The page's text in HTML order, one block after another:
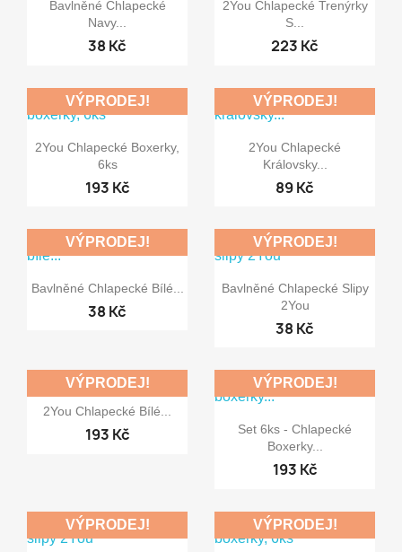
Bavlněné Chlapecké
Navy...
38 Kč
2You Chlapecké Trenýrky
S...
223 Kč
 Rychlý náhled
2You Chlapecké Boxerky,
6ks
193 Kč
VÝPRODEJ!
 Rychlý náhled
2You Chlapecké
Královsky...
89 Kč
VÝPRODEJ!
 Rychlý náhled
Bavlněné Chlapecké Bílé...
38 Kč
VÝPRODEJ!
 Rychlý náhled
Bavlněné Chlapecké Slipy
2You
38 Kč
VÝPRODEJ!
 Rychlý náhled
2You Chlapecké Bílé...
193 Kč
VÝPRODEJ!
 Rychlý náhled
Set 6ks - Chlapecké
Boxerky...
193 Kč
VÝPRODEJ!
VÝPRODEJ! VÝPRODEJ!